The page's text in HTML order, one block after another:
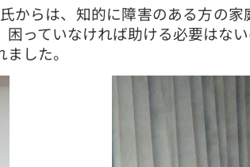
らは、知的に障害のある方の
っていなければ助ける必要はな
した。